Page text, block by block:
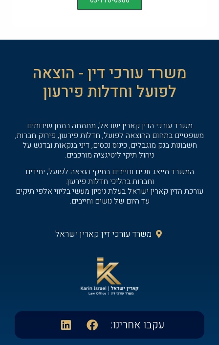
משרד עורכי דין - הוצאה
לפועל וחדלות פירעון
משרד עורכי הדין קארין ישראל, מתמחה במתן שירותים
משפטיים בתחום ההוצאה לפועל, חדלות פירעון, פירוק חברות,
חשבונות בנק מוגבלים, כינוס נכסים, דיני בנקאות ובדגש על
ניהול תיקי ליטיגציה מורכבים.
המשרד מייצג זוכים וחייבים בתיקי הוצאה לפועל, יחידים
וחברות בהליכי חדלות פירעון.
עורכת הדין קארין ישראל בעלת ניסיון מעשי בליווי אלפי תיקים
עד היום של נושים וחייבים.
משרד עורכי דין קארין ישראל‭
עקבו אחרינו:​